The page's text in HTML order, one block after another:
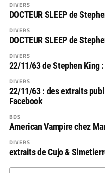
DIVERS
DOCTEUR SLEEP de
DIVERS
DOCTEUR SLEEP de
DIVERS
22/11/63 de Stephen King
DIVERS
22/11/63 : des extraits
Facebook
BDS
American Vampire chez
DIVERS
extraits de Cujo &